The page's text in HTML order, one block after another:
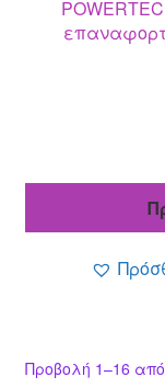
Προβολή 1–16